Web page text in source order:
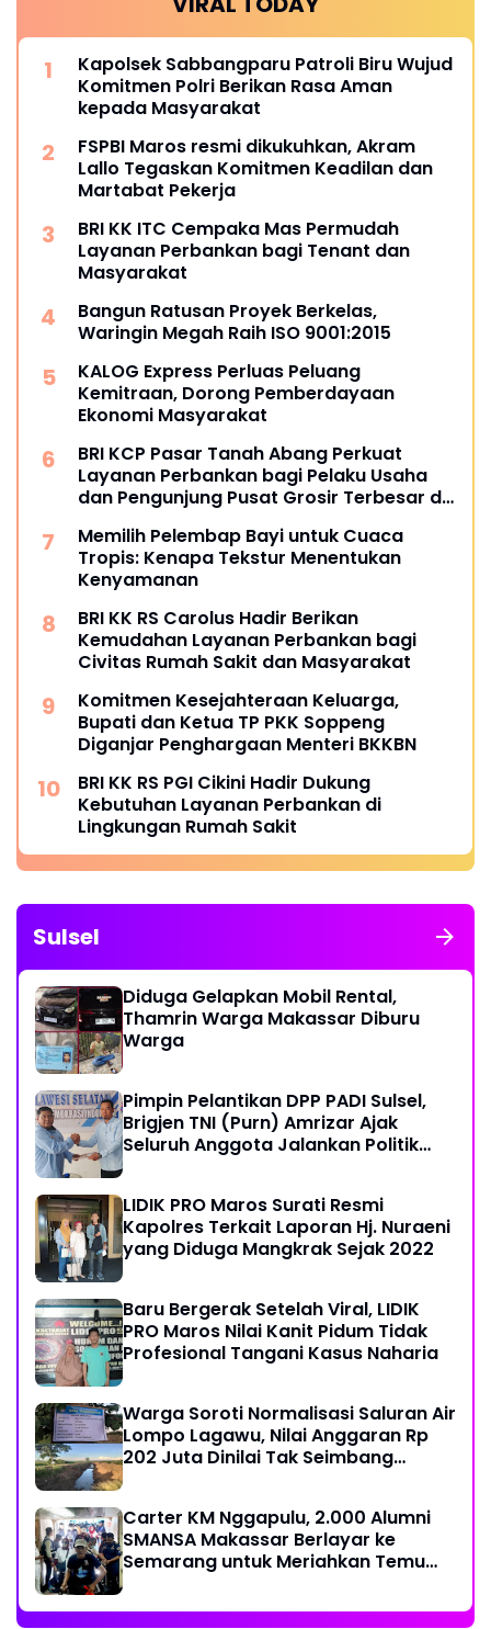
Kapolsek Sabbangparu Patroli Biru Wujud
Komitmen Polri Berikan Rasa Aman
kepada Masyarakat
FSPBI Maros resmi dikukuhkan, Akram
Lallo Tegaskan Komitmen Keadilan dan
Martabat Pekerja
BRI KK ITC Cempaka Mas Permudah
Layanan Perbankan bagi Tenant dan
Masyarakat
Bangun Ratusan Proyek Berkelas,
Waringin Megah Raih ISO 9001:2015
KALOG Express Perluas Peluang
Kemitraan, Dorong Pemberdayaan
Ekonomi Masyarakat
BRI KCP Pasar Tanah Abang Perkuat
Layanan Perbankan bagi Pelaku Usaha
dan Pengunjung Pusat Grosir Terbesar di
Memilih Pelembap Bayi untuk Cuaca
Tropis: Kenapa Tekstur Menentukan
Kenyamanan
BRI KK RS Carolus Hadir Berikan
Kemudahan Layanan Perbankan bagi
Civitas Rumah Sakit dan Masyarakat
Komitmen Kesejahteraan Keluarga,
Bupati dan Ketua TP PKK Soppeng
Diganjar Penghargaan Menteri BKKBN
BRI KK RS PGI Cikini Hadir Dukung
Kebutuhan Layanan Perbankan di
Lingkungan Rumah Sakit
Sulsel
Diduga Gelapkan Mobil Rental,
Thamrin Warga Makassar Diburu
Warga
Pimpin Pelantikan DPP PADI Sulsel,
Brigjen TNI (Purn) Amrizar Ajak
Seluruh Anggota Jalankan Politik
LIDIK PRO Maros Surati Resmi
Kapolres Terkait Laporan Hj. Nuraeni
yang Diduga Mangkrak Sejak 2022
Baru Bergerak Setelah Viral, LIDIK
PRO Maros Nilai Kanit Pidum Tidak
Profesional Tangani Kasus Naharia
Warga Soroti Normalisasi Saluran Air
Lompo Lagawu, Nilai Anggaran Rp
202 Juta Dinilai Tak Seimbang
Carter KM Nggapulu, 2.000 Alumni
SMANSA Makassar Berlayar ke
Semarang untuk Meriahkan Temu